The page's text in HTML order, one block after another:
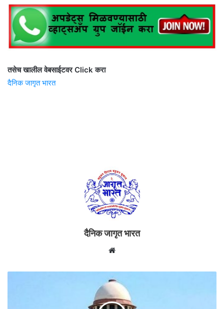
तसेच खालील वेबसाईटवर Click करा
दैनिक जागृत भारत
दैनिक जागृत भारत
Website